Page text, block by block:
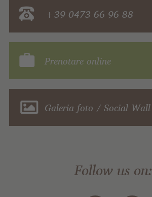
+39 0473 66 96 88
Prenotare online
Galeria foto / Social Wall
Follow us on: